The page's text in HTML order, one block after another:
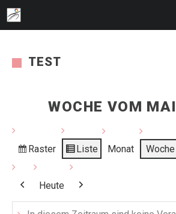
TEST
WOCHE VOM
Anzeigen
Raster
Ansicht
als
Liste Monat Woche
Zurück
Heute